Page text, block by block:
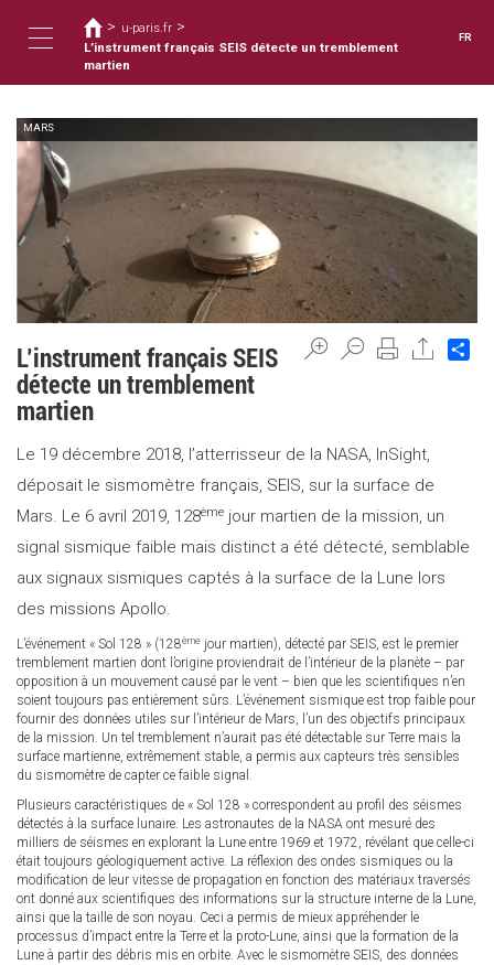
contenu
Toggle
navigation
Vous
êtes
ici
> u-paris.fr >
L’instrument français SEIS détecte un tremblement
martien
FR
MARS
L’instrument français SEIS
détecte un tremblement
martien
Le 19 décembre 2018, l’atterrisseur de la NASA, InSight,
déposait le sismomètre français, SEIS, sur la surface de
Mars. Le 6 avril 2019, 128ème jour martien de la mission, un
signal sismique faible mais distinct a été détecté, semblable
aux signaux sismiques captés à la surface de la Lune lors
des missions Apollo.
L’événement « Sol 128 » (128ème jour martien), détecté par SEIS, est le premier
tremblement martien dont l’origine proviendrait de l’intérieur de la planète – par
opposition à un mouvement causé par le vent – bien que les scientifiques n’en
soient toujours pas entièrement sûrs. L’événement sismique est trop faible pour
fournir des données utiles sur l’intérieur de Mars, l’un des objectifs principaux
de la mission. Un tel tremblement n’aurait pas été détectable sur Terre mais la
surface martienne, extrêmement stable, a permis aux capteurs très sensibles
du sismomètre de capter ce faible signal.
Plusieurs caractéristiques de « Sol 128 » correspondent au profil des séismes
détectés à la surface lunaire. Les astronautes de la NASA ont mesuré des
milliers de séismes en explorant la Lune entre 1969 et 1972, révélant que celle-ci
était toujours géologiquement active. La réflexion des ondes sismiques ou la
modification de leur vitesse de propagation en fonction des matériaux traversés
ont donné aux scientifiques des informations sur la structure interne de la Lune,
ainsi que la taille de son noyau. Ceci a permis de mieux appréhender le
processus d’impact entre la Terre et la proto-Lune, ainsi que la formation de la
Lune à partir des débris mis en orbite. Avec le sismomètre SEIS, des données